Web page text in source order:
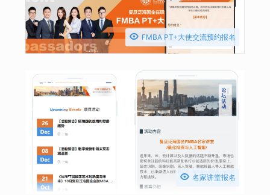
 FMBA PT+大使交流预约报名
 名家讲堂报名